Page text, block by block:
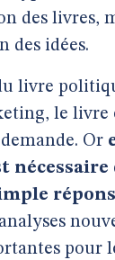
des livres,
des idées.
livre
le livre
Or
nécessaire
pour